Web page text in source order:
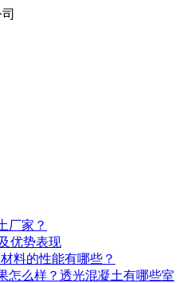
厂家？
优势表现
料的性能有哪些？
怎么样？透光混凝土有哪些室